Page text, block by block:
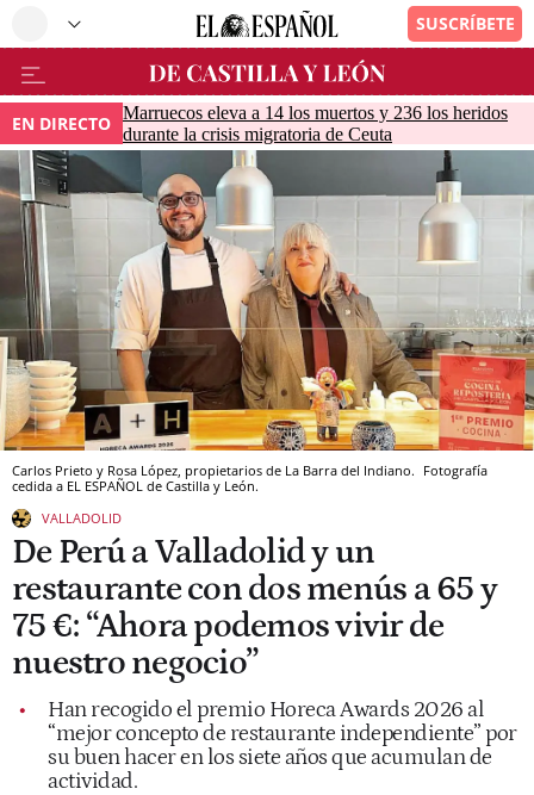
EN DIRECTO Marruecos eleva a 14 los muertos y 236 los heridos
durante la crisis migratoria de Ceuta
Carlos Prieto y Rosa López, propietarios de La Barra del Indiano. Fotografía
cedida a EL ESPAÑOL de Castilla y León.
VALLADOLID
De Perú a Valladolid y un
restaurante con dos menús a 65 y
75 €: “Ahora podemos vivir de
nuestro negocio”
Han recogido el premio Horeca Awards 2026 al
“mejor concepto de restaurante independiente” por
su buen hacer en los siete años que acumulan de
actividad.